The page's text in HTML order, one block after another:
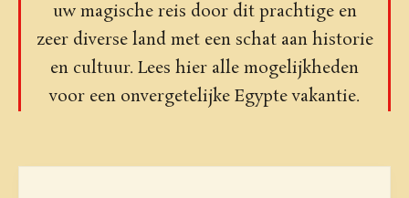
uw magische reis door dit prachtige en
zeer diverse land met een schat aan historie
en cultuur. Lees hier alle mogelijkheden
voor een onvergetelijke Egypte vakantie.